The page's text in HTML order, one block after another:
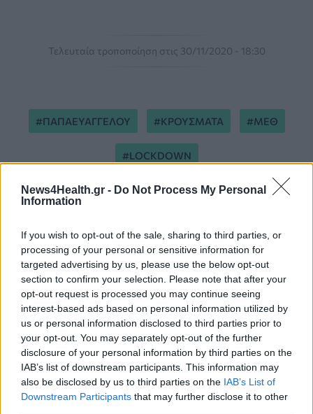
News4Health.gr - Do Not Process My Personal
Information
If you wish to opt-out of the sale, sharing to third parties, or
processing of your personal or sensitive information for
targeted advertising by us, please use the below opt-out
section to confirm your selection. Please note that after your
opt-out request is processed you may continue seeing
interest-based ads based on personal information utilized by
us or personal information disclosed to third parties prior to
your opt-out. You may separately opt-out of the further
disclosure of your personal information by third parties on the
IAB’s list of downstream participants. This information may
also be disclosed by us to third parties on the IAB’s List of
Downstream Participants that may further disclose it to other
Τελευταία τροποποίηση στις 30/11/2020 - 18:30
ΠΑΠΑΕΥΑΓΓΕΛΟΥ ΚΡΟΥΣΜΑΤΑ ΜΕΘ
LOCKDOWN
ΠΕΡΙΣΣΟΤΕΡΑ ΣΤΗΝ ΙΔΙΑ ΚΑΤΗΓΟΡΙΑ
Ο χάρτης του κορονοϊού: Η Αττική
παίρνει τη σκυτάλη στα ημερήσια
κρούσματα
30 Νοεμβρίου 2020